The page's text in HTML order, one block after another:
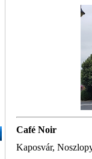
Café Noir
Kaposvár,